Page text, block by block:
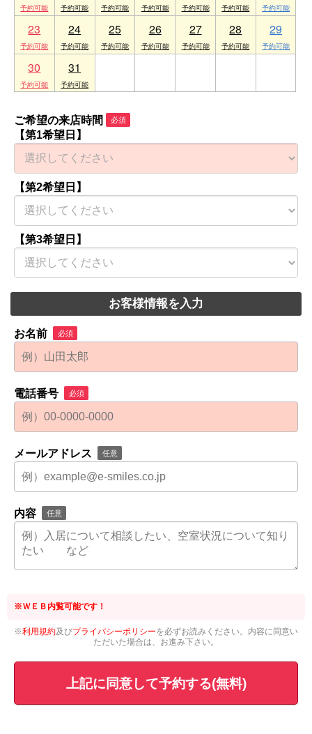
23 24 25 26 27 28 29
30 31
ご希望の来店時間 必須
【第1希望日】
【第2希望日】
【第3希望日】
お客様情報を入力
お名前 必須
電話番号 必須
メールアドレス 任意
内容 任意
※ＷＥＢ内覧可能です！
※利用規約及びプライバシーポリシーを必ずお読みください。内容に同意い
ただいた場合は、お進み下さい。
上記に同意して予約する(無料)